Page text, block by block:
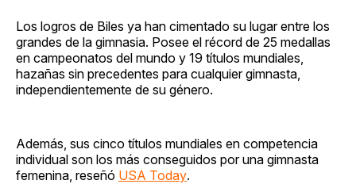
Los logros de Biles ya han cimentado su lugar entre los
grandes de la gimnasia. Posee el récord de 25 medallas
en campeonatos del mundo y 19 títulos mundiales,
hazañas sin precedentes para cualquier gimnasta,
independientemente de su género.
Además, sus cinco títulos mundiales en competencia
individual son los más conseguidos por una gimnasta
femenina, reseñó USA Today.